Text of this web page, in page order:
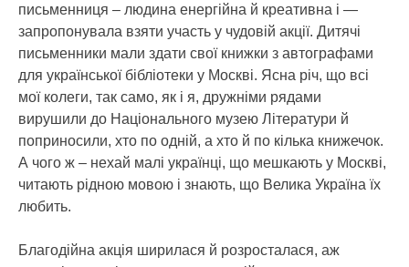
письменниця – людина енергійна й креативна і —
запропонувала взяти участь у чудовій акції. Дитячі
письменники мали здати свої книжки з автографами
для української бібліотеки у Москві. Ясна річ, що всі
мої колеги, так само, як і я, дружніми рядами
вирушили до Національного музею Літератури й
поприносили, хто по одній, а хто й по кілька книжечок.
А чого ж – нехай малі українці, що мешкають у Москві,
читають рідною мовою і знають, що Велика Україна їх
любить.
Благодійна акція ширилася й розросталася, аж